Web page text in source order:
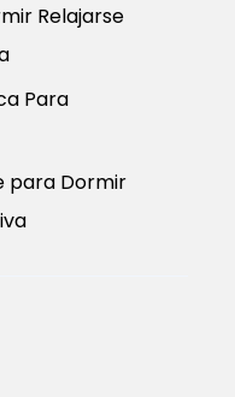
Relajarse
Para
para Dormir